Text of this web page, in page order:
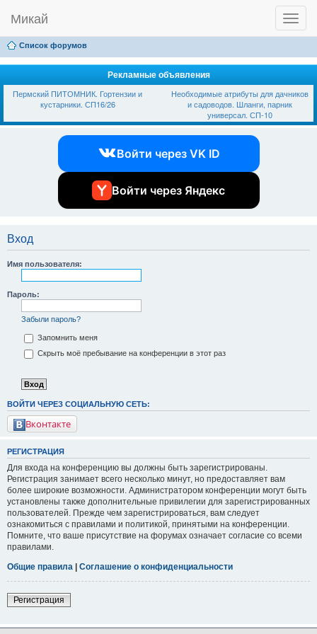
T
o
g
l
n
a
v
i
Микай
Ссылки Вход
Список форумов
Рекламные объявления
Пермский ПИТОМНИК. Гортензии и
кустарники. СП16/26
Необходимые атрибуты для дачников
и садоводов. Шланги, парник
универсал. СП-10
Войти через VK ID
Войти через Яндекс
Вход
Имя пользователя:
Пароль:
Забыли пароль?
Запомнить меня
Скрыть моё пребывание на конференции в этот раз
ВОЙТИ ЧЕРЕЗ СОЦИАЛЬНУЮ СЕТЬ:
Вконтакте
РЕГИСТРАЦИЯ
Для входа на конференцию вы должны быть зарегистрированы.
Регистрация занимает всего несколько минут, но предоставляет вам
более широкие возможности. Администратором конференции могут быть
установлены также дополнительные привилегии для зарегистрированных
пользователей. Прежде чем зарегистрироваться, вам следует
ознакомиться с правилами и политикой, принятыми на конференции.
Помните, что ваше присутствие на форумах означает согласие со всеми
правилами.
Общие правила
Соглашение о конфиденциальности
Регистрация